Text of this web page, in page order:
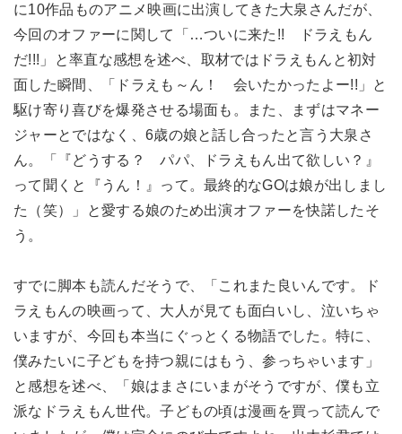
に10作品ものアニメ映画に出演してきた大泉さんだが、
今回のオファーに関して「…ついに来た!! ドラえもん
だ!!!」と率直な感想を述べ、取材ではドラえもんと初対
面した瞬間、「ドラえも～ん！ 会いたかったよー!!」と
駆け寄り喜びを爆発させる場面も。また、まずはマネー
ジャーとではなく、6歳の娘と話し合ったと言う大泉さ
ん。「『どうする？ パパ、ドラえもん出て欲しい？』
って聞くと『うん！』って。最終的なGOは娘が出しまし
た（笑）」と愛する娘のため出演オファーを快諾したそ
う。
すでに脚本も読んだそうで、「これまた良いんです。ド
ラえもんの映画って、大人が見ても面白いし、泣いちゃ
いますが、今回も本当にぐっとくる物語でした。特に、
僕みたいに子どもを持つ親にはもう、参っちゃいます」
と感想を述べ、「娘はまさにいまがそうですが、僕も立
派なドラえもん世代。子どもの頃は漫画を買って読んで